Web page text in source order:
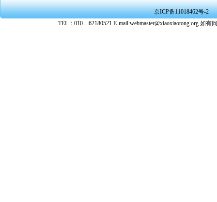
★ 在本
转载、
★ 参与
京ICP备11018462号-2
TEL：010—62180521 E-mail:webmaster@xiaoxiaotong.org 如